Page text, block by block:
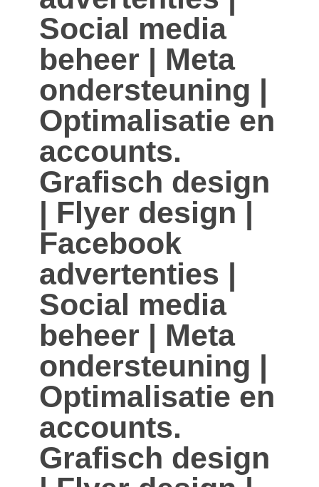
Social media
beheer | Meta
ondersteuning |
Optimalisatie en
accounts.
Grafisch design
| Flyer design |
Facebook
advertenties |
Social media
beheer | Meta
ondersteuning |
Optimalisatie en
accounts.
Grafisch design